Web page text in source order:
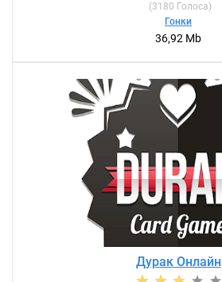
(3180 Голоса)
Гонки
36,92 Mb
Дурак Онлайн